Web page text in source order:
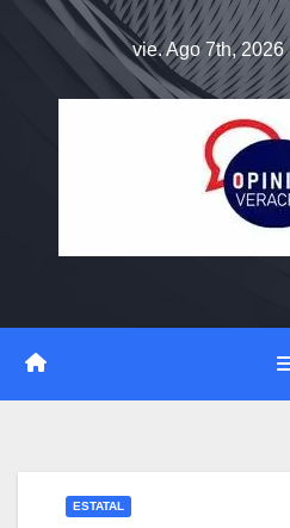
vie. Ago 7th, 2026
ESTATAL